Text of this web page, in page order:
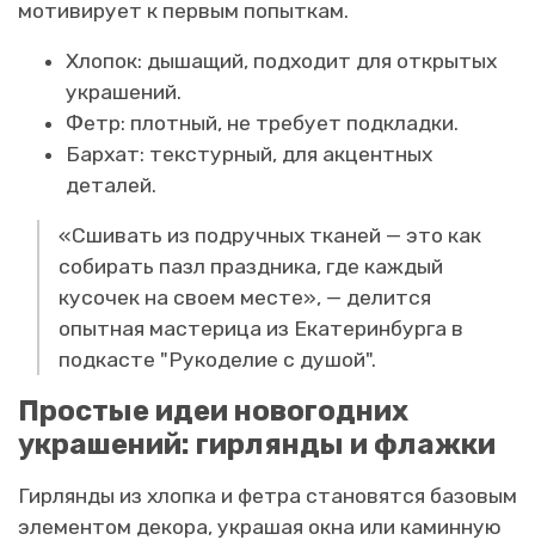
мотивирует к первым попыткам.
Хлопок: дышащий, подходит для открытых
украшений.
Фетр: плотный, не требует подкладки.
Бархат: текстурный, для акцентных
деталей.
«Сшивать из подручных тканей — это как
собирать пазл праздника, где каждый
кусочек на своем месте», — делится
опытная мастерица из Екатеринбурга в
подкасте "Рукоделие с душой".
Простые идеи новогодних
украшений: гирлянды и флажки
Гирлянды из хлопка и фетра становятся базовым
элементом декора, украшая окна или каминную